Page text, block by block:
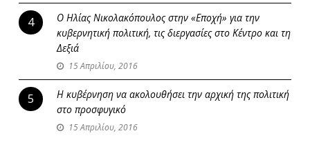
4
Ο Ηλίας Νικολακόπουλος στην «Εποχή» για την
κυβερνητική πολιτική, τις διεργασίες στο Κέντρο και τη
Δεξιά
15 Απριλίου, 2016
5
Η κυβέρνηση να ακολουθήσει την αρχική της πολιτική
στο προσφυγικό
15 Απριλίου, 2016